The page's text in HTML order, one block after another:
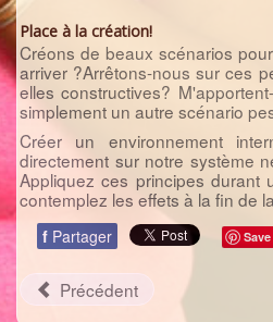
Place à la création!
Créons de beaux scénarios
arriver ?Arrêtons-nous sur ces
elles constructives?
simplement un autre scénario
Créer un environnement
directement sur notre système
Appliquez ces principes durant
contemplez les effets à la fin de
f Partager Save
Précédent